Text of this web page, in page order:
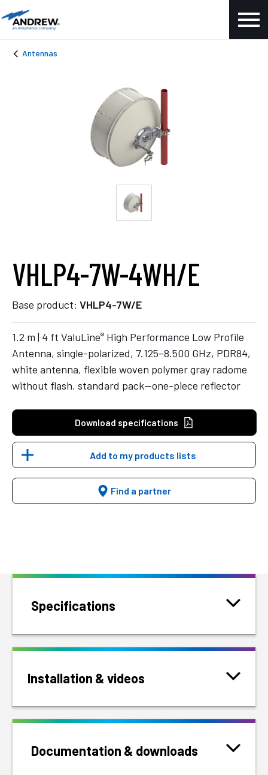
Antennas
VHLP4-7W-4WH/E
Base product: VHLP4-7W/E
1.2 m | 4 ft ValuLine® High Performance Low Profile
Antenna, single-polarized, 7.125–8.500 GHz, PDR84,
white antenna, flexible woven polymer gray radome
without flash, standard pack—one-piece reflector
Download specifications
Add to my products lists
Find a partner
Specifications
Installation & videos
Documentation & downloads